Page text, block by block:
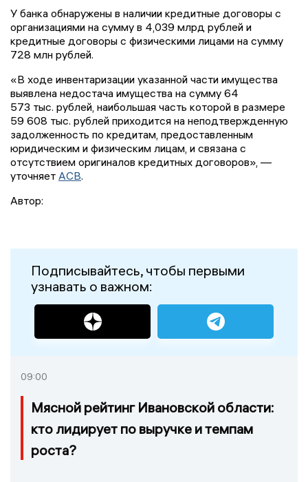
У банка обнаружены в наличии кредитные договоры с
организациями на сумму в 4,039 млрд рублей и
кредитные договоры с физическими лицами на сумму
728 млн рублей.
«В ходе инвентаризации указанной части имущества
выявлена недостача имущества на сумму 64
573 тыс. рублей, наибольшая часть которой в размере
59 608 тыс. рублей приходится на неподтвержденную
задолженность по кредитам, предоставленным
юридическим и физическим лицам, и связана с
отсутствием оригиналов кредитных договоров», —
уточняет АСВ.
Автор:
Подписывайтесь, чтобы первыми
узнавать о важном:
09:00
Мясной рейтинг Ивановской области:
кто лидирует по выручке и темпам
роста?